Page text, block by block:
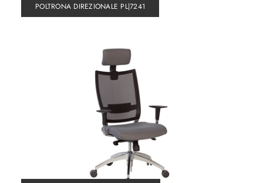
POLTRONA DIREZIONALE PL|7241